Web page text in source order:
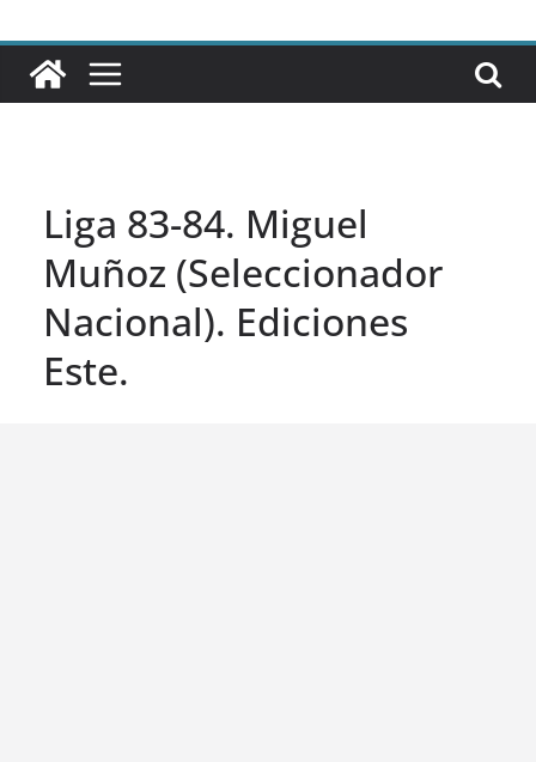
Liga 83-84. Miguel
Muñoz (Seleccionador
Nacional). Ediciones
Este.